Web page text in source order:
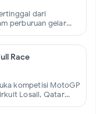
dari
perburuan gelar
Race
kompetisi MotoGP
Losail, Qatar